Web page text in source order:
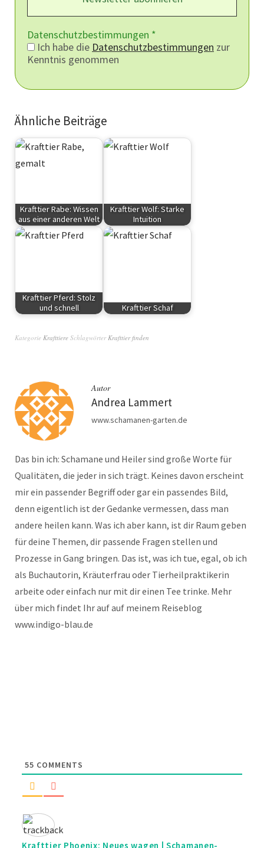
Datenschutzbestimmungen *
Ich habe die Datenschutzbestimmungen zur
Kenntnis genommen
Ähnliche Beiträge
Krafttier Rabe: Wissen
aus einer anderen Welt
Krafttiere
Krafttier Wolf: Starke
Intuition
Krafttiere
Krafttier Pferd: Stolz
und schnell
Krafttier Schaf
Kategorie Krafttiere SchlagwörterKrafttier finden
Autor
Andrea Lammert
www.schamanen-garten.de
Das bin ich: Schamane und Heiler sind große Worte für
Qualitäten, die jeder in sich trägt. Keines davon erscheint
mir ein passender Begriff oder gar ein passendes Bild,
denn eigentlich ist der Gedanke vermessen, dass man
andere heilen kann. Was ich aber kann, ist dir Raum geben
für deine Themen, dir passende Fragen stellen und
Prozesse in Gang bringen. Das ist, was ich tue, egal, ob ich
als Buchautorin, Kräuterfrau oder Tierheilpraktikerin
arbeite oder einfach nur mit dir einen Tee trinke. Mehr
über mich findet Ihr auf auf meinem Reiseblog
www.indigo-blau.de
55 COMMENTS
Krafttier Phoenix: Neues wagen | Schamanen-